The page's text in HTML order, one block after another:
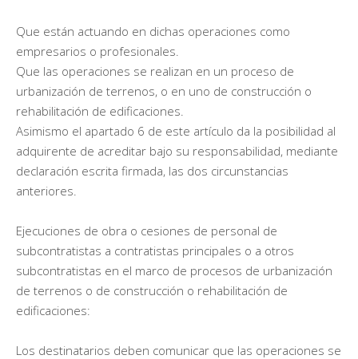
Que están actuando en dichas operaciones como
empresarios o profesionales.
Que las operaciones se realizan en un proceso de
urbanización de terrenos, o en uno de construcción o
rehabilitación de edificaciones.
Asimismo el apartado 6 de este artículo da la posibilidad al
adquirente de acreditar bajo su responsabilidad, mediante
declaración escrita firmada, las dos circunstancias
anteriores.
Ejecuciones de obra o cesiones de personal de
subcontratistas a contratistas principales o a otros
subcontratistas en el marco de procesos de urbanización
de terrenos o de construcción o rehabilitación de
edificaciones:
Los destinatarios deben comunicar que las operaciones se